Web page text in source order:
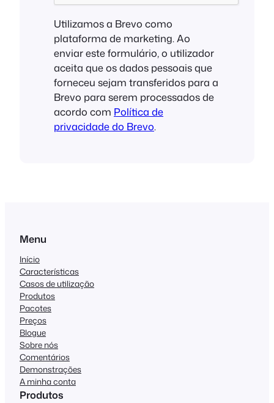
Utilizamos a Brevo como
plataforma de marketing. Ao
enviar este formulário, o utilizador
aceita que os dados pessoais que
forneceu sejam transferidos para a
Brevo para serem processados de
acordo com Política de
privacidade do Brevo.
Menu
Início
Características
Casos de utilização
Produtos
Pacotes
Preços
Blogue
Sobre nós
Comentários
Demonstrações
A minha conta
Produtos